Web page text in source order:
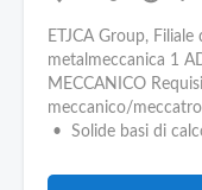
ETJCA Group, Filiale
metalmeccanica 1
MECCANICO
meccanico/
• Solide basi di